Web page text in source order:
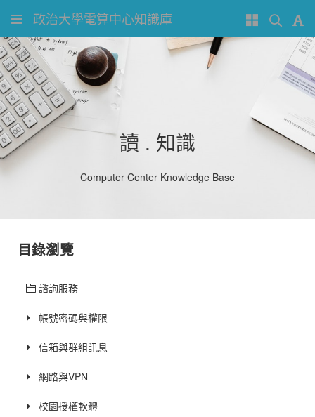
政治大學電算中心知識庫
讀 . 知識
Computer Center Knowledge Base
目錄瀏覽
諮詢服務
帳號密碼與權限
信箱與群組訊息
網路與VPN
校園授權軟體